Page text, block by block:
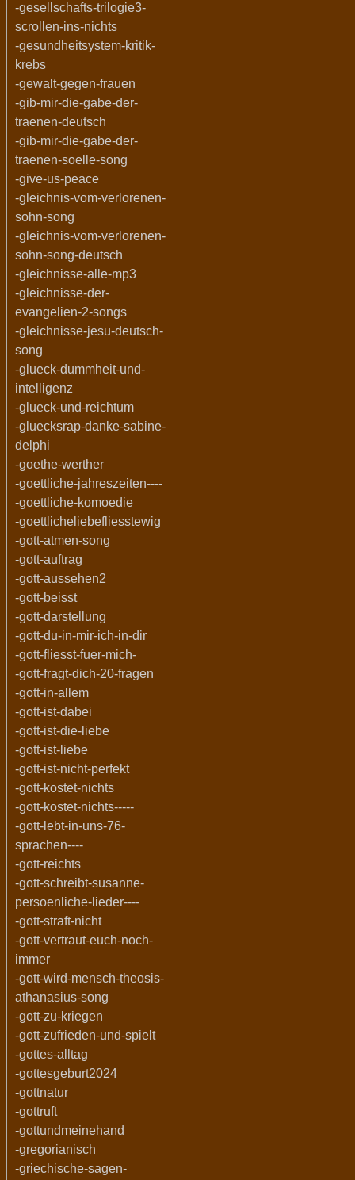
-gesellschafts-trilogie3-
scrollen-ins-nichts
-gesundheitsystem-kritik-
krebs
-gewalt-gegen-frauen
-gib-mir-die-gabe-der-
traenen-deutsch
-gib-mir-die-gabe-der-
traenen-soelle-song
-give-us-peace
-gleichnis-vom-verlorenen-
sohn-song
-gleichnis-vom-verlorenen-
sohn-song-deutsch
-gleichnisse-alle-mp3
-gleichnisse-der-
evangelien-2-songs
-gleichnisse-jesu-deutsch-
song
-glueck-dummheit-und-
intelligenz
-glueck-und-reichtum
-gluecksrap-danke-sabine-
delphi
-goethe-werther
-goettliche-jahreszeiten----
-goettliche-komoedie
-goettlicheliebefliesstewig
-gott-atmen-song
-gott-auftrag
-gott-aussehen2
-gott-beisst
-gott-darstellung
-gott-du-in-mir-ich-in-dir
-gott-fliesst-fuer-mich-
-gott-fragt-dich-20-fragen
-gott-in-allem
-gott-ist-dabei
-gott-ist-die-liebe
-gott-ist-liebe
-gott-ist-nicht-perfekt
-gott-kostet-nichts
-gott-kostet-nichts-----
-gott-lebt-in-uns-76-
sprachen----
-gott-reichts
-gott-schreibt-susanne-
persoenliche-lieder----
-gott-straft-nicht
-gott-vertraut-euch-noch-
immer
-gott-wird-mensch-theosis-
athanasius-song
-gott-zu-kriegen
-gott-zufrieden-und-spielt
-gottes-alltag
-gottesgeburt2024
-gottnatur
-gottruft
-gottundmeinehand
-gregorianisch
-griechische-sagen-